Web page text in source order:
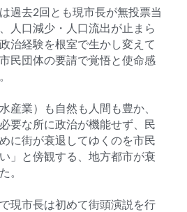
過去2回とも現市長が無投票当
人口減少・人口流出が止まら
治経験を根室で生かし変えて
民団体の要請で覚悟と使命感
産業）も自然も人間も豊か、
要な所に政治が機能せず、民
に街が衰退してゆくのを市民
」と傍観する、地方都市が衰
。
現市長は初めて街頭演説を行